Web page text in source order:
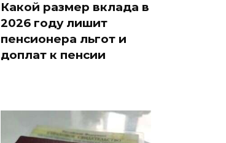
Какой размер вклада в
2026 году лишит
пенсионера льгот и
доплат к пенсии